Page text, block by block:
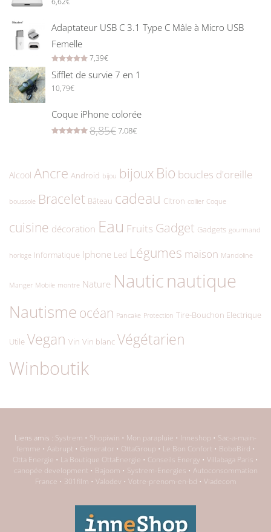
Adaptateur USB C 3.1 Type C Mâle à Micro USB
Femelle
Rated5.00
7,39€
Sifflet de survie 7 en 1
10,79€
Coque iPhone colorée
Rated5.00out of 5
8,85€7,08€
Alcool Ancre Android bijou bijoux Bio boucles d'oreille
boussole Bracelet Bâteau cadeau CItron collier Coque
cuisine décoration Eau Fruits Gadget Gadgets gourmand
horloge Informatique Iphone Led Légumes maison Mandoline
Manger Mobile montre Nature Nauticnautique
Nautisme océan Pancake Protection Tire-Bouchon Electrique
Utile Vegan Vin Vin blanc Végétarien
Winboutik
Liens amis : Systrem • Shopiwin • Mon parapluie • Inneshop • Sac-a-main-
femme • Aabrupt • Generator • OttaGroup • Le Bon Confort • BoboBird •
Otta Energie • La Boutique OttaEnergie • Conseils Energy • Villabaga Paris •
canopée development • Bajoom • Systrem-Energies • Autoconsommation
France • 301film • Valodev • Votre-prenom-en-bd • Viadecom